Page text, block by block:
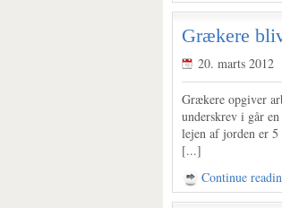
Grækere
20. marts 2012
Grækere opgiver
underskrev i går
lejen af jorden er
[...]
Continue